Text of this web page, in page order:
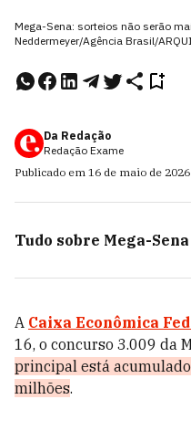
Mega-Sena: sorteios não serão
Neddermeyer/Agência Brasil/
Da Redação
Redação Exame
Publicado em 16 de maio de 2026
Tudo sobre Mega-Sena
A Caixa Econômica
16, o concurso 3.009 da
principal está
milhões.